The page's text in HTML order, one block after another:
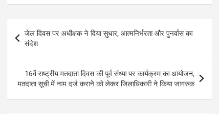
ce
b
o
o
k
tt at
s
A
p
p
ar
e
Post
navigation
जेल दिवस पर अधीक्षक ने दिया सुधार, आत्मनिर्भरता और पुनर्वास का
संदेश
16वें राष्ट्रीय मतदाता दिवस की पूर्व संध्या पर कार्यक्रम का आयोजन,
मतदाता सूची में नाम दर्ज कराने को लेकर जिलाधिकारी ने किया जागरुक